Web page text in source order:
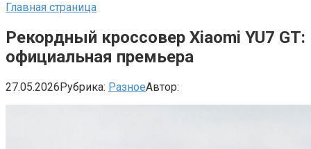
Главная страница
Рекордный кроссовер Xiaomi YU7 GT:
официальная премьера
27.05.2026Рубрика: РазноеАвтор: